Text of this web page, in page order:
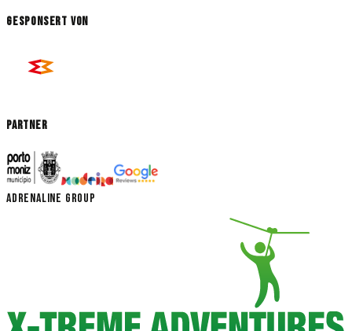
Gesponsert von
Partner
ADRENALINE GROUP